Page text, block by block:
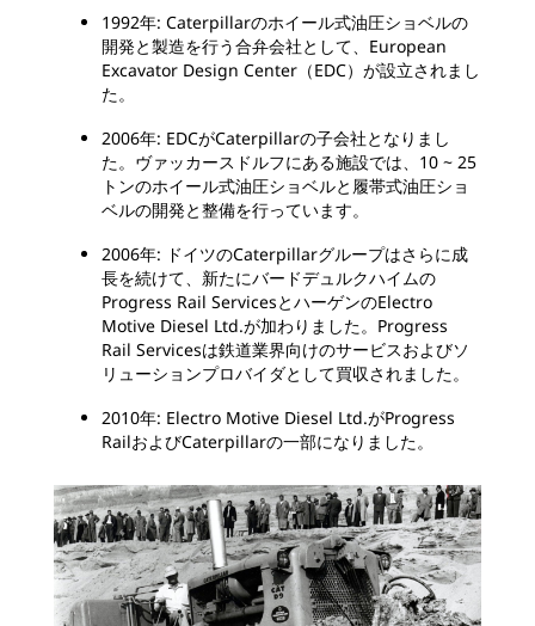
1992年: Caterpillarのホイール式油圧ショベルの
開発と製造を行う合弁会社として、European
Excavator Design Center（EDC）が設立されまし
た。
2006年: EDCがCaterpillarの子会社となりまし
た。ヴァッカースドルフにある施設では、10 ~ 25
トンのホイール式油圧ショベルと履帯式油圧ショ
ベルの開発と整備を行っています。
2006年: ドイツのCaterpillarグループはさらに成
長を続けて、新たにバードデュルクハイムの
Progress Rail ServicesとハーゲンのElectro
Motive Diesel Ltd.が加わりました。Progress
Rail Servicesは鉄道業界向けのサービスおよびソ
リューションプロバイダとして買収されました。
2010年: Electro Motive Diesel Ltd.がProgress
RailおよびCaterpillarの一部になりました。